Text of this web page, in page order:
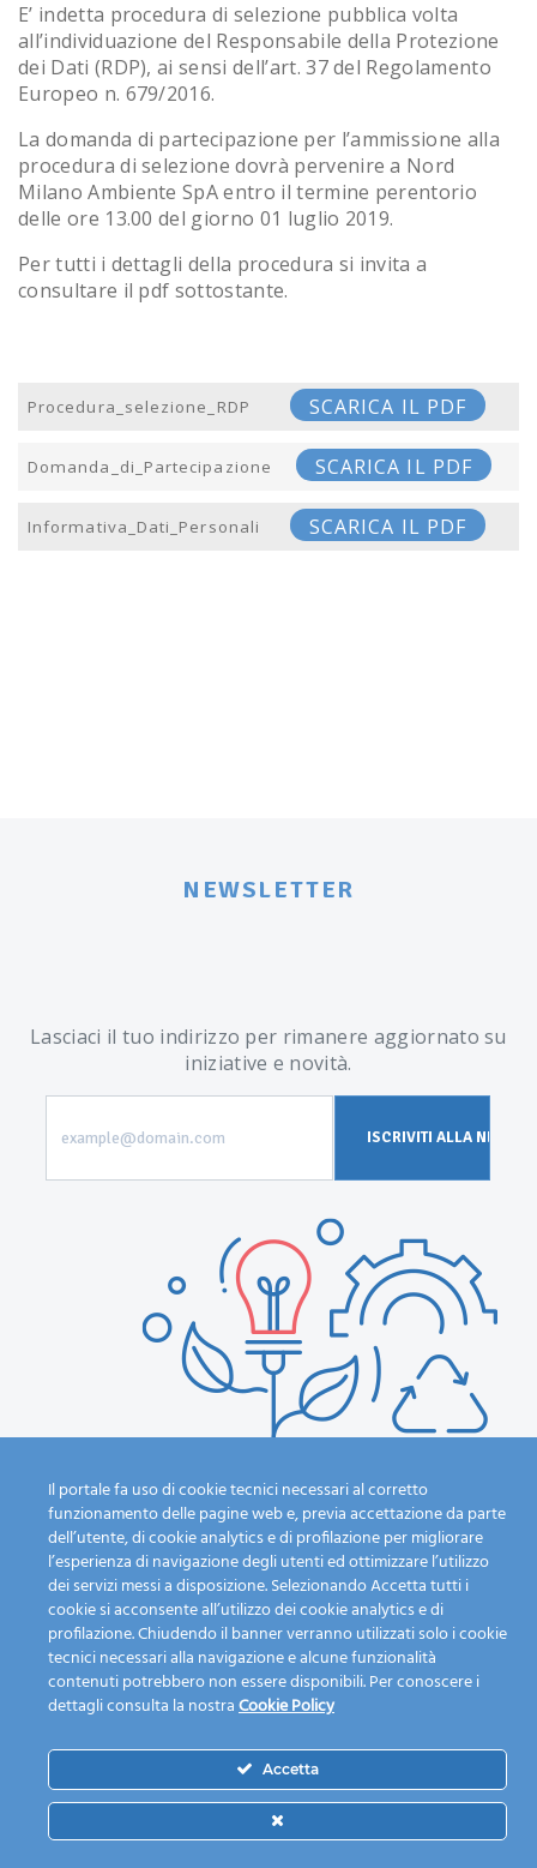
E’ indetta procedura di selezione pubblica volta
all’individuazione del Responsabile della Protezione
dei Dati (RDP), ai sensi dell’art. 37 del Regolamento
Europeo n. 679/2016.
La domanda di partecipazione per l’ammissione alla
procedura di selezione dovrà pervenire a Nord
Milano Ambiente SpA entro il termine perentorio
delle ore 13.00 del giorno 01 luglio 2019.
Per tutti i dettagli della procedura si invita a
consultare il pdf sottostante.
Procedura_selezione_RDP SCARICA IL PDF
Domanda_di_Partecipazione SCARICA IL PDF
Informativa_Dati_Personali SCARICA IL PDF
NEWSLETTER
Lasciaci il tuo indirizzo per rimanere aggiornato su
iniziative e novità.
example@domain.com
Calendario Raccolta
Guida alla raccolta
differenziata
Dove lo butto?
Fai una segnalazione
News
L'azienda
I nostri servizi
Mission
Personale e mezzi
Lavora con noi
Contatti
Il portale fa uso di cookie tecnici necessari al corretto
funzionamento delle pagine web e, previa accettazione da parte
dell’utente, di cookie analytics e di profilazione per migliorare
l’esperienza di navigazione degli utenti ed ottimizzare l’utilizzo
dei servizi messi a disposizione. Selezionando Accetta tutti i
cookie si acconsente all’utilizzo dei cookie analytics e di
profilazione. Chiudendo il banner verranno utilizzati solo i cookie
tecnici necessari alla navigazione e alcune funzionalità
contenuti potrebbero non essere disponibili. Per conoscere i
dettagli consulta la nostraCookie Policy
Accetta